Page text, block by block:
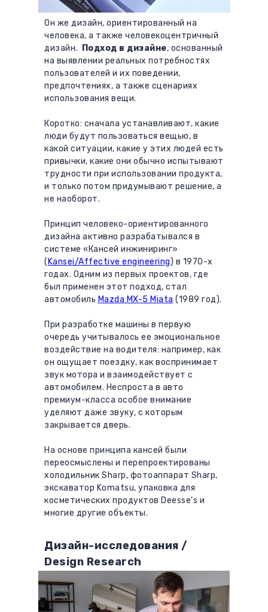
Он же дизайн, ориентированный на
человека, а также человекоцентричный
дизайн.
Подход в дизайне, основанный
на выявлении реальных потребностях
пользователей и их поведении,
предпочтениях, а также сценариях
использования вещи.
Коротко: сначала устанавливают, какие
люди будут пользоваться вещью, в
какой ситуации, какие у этих людей есть
привычки, какие они обычно испытывают
трудности при использовании продукта,
и только потом придумывают решение, а
не наоборот.
Принцип человеко-ориентированного
дизайна активно разрабатывался в
системе «Кансей инжиниринг»
( Kansei/Affective engineering) в 1970-х
годах. Одним из первых проектов, где
был применен этот подход, стал
автомобиль Mazda MX-5 Miata (1989 год).
При разработке машины в первую
очередь учитывалось ее эмоциональное
воздействие на водителя: например, как
он ощущает поездку, как воспринимает
звук мотора и взаимодействует с
автомобилем. Неспроста в авто
премиум-класса особое внимание
уделяют даже звуку, с которым
закрывается дверь.
На основе принципа кансей были
переосмыслены и перепроектированы
холодильник Sharp, фотоаппарат Sharp,
экскаватор Komatsu, упаковка для
косметических продуктов Deesse’s и
многие другие объекты.
Дизайн-исследования /
Design Research